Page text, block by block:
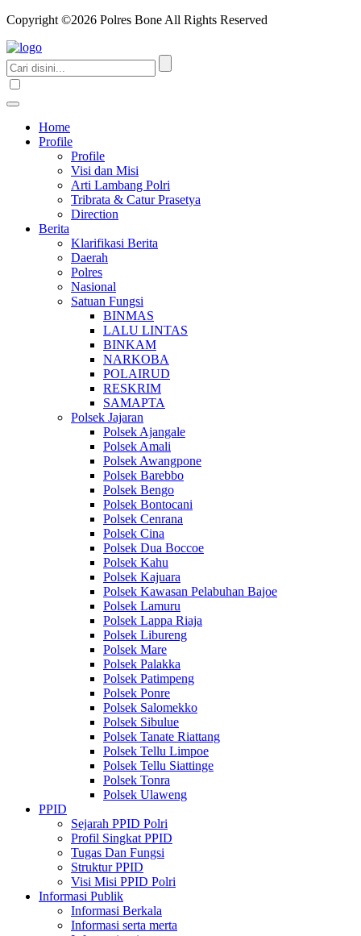
Copyright ©2026 Polres Bone All Rights Reserved
Home
Profile
Profile
Visi dan Misi
Arti Lambang Polri
Tribrata & Catur Prasetya
Direction
Berita
Klarifikasi Berita
Daerah
Polres
Nasional
Satuan Fungsi
BINMAS
LALU LINTAS
BINKAM
NARKOBA
POLAIRUD
RESKRIM
SAMAPTA
Polsek Jajaran
Polsek Ajangale
Polsek Amali
Polsek Awangpone
Polsek Barebbo
Polsek Bengo
Polsek Bontocani
Polsek Cenrana
Polsek Cina
Polsek Dua Boccoe
Polsek Kahu
Polsek Kajuara
Polsek Kawasan Pelabuhan Bajoe
Polsek Lamuru
Polsek Lappa Riaja
Polsek Libureng
Polsek Mare
Polsek Palakka
Polsek Patimpeng
Polsek Ponre
Polsek Salomekko
Polsek Sibulue
Polsek Tanate Riattang
Polsek Tellu Limpoe
Polsek Tellu Siattinge
Polsek Tonra
Polsek Ulaweng
PPID
Sejarah PPID Polri
Profil Singkat PPID
Tugas Dan Fungsi
Struktur PPID
Visi Misi PPID Polri
Informasi Publik
Informasi Berkala
Informasi serta merta